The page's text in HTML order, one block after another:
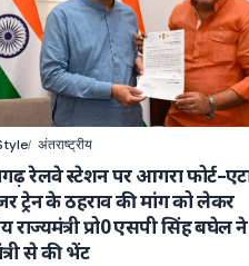
अंतराष्ट्रीय
रेलवे स्टेशन पर आगरा
ट्रेन के ठहराव की मांग को लेकर
राज्यमंत्री प्रो0 एसपी सिंह बघेल ने
से की भेंट